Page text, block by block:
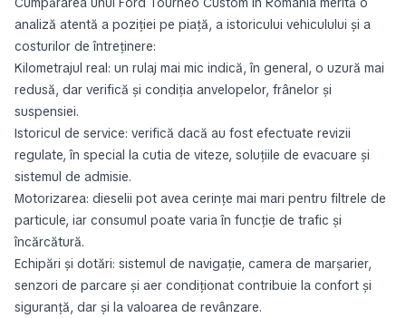
analiză atentă a poziției pe piață, a istoricului vehiculului și a
costurilor de întreținere:
Kilometrajul real: un rulaj mai mic indică, în general, o uzură mai
redusă, dar verifică și condiția anvelopelor, frânelor și
suspensiei.
Istoricul de service: verifică dacă au fost efectuate revizii
regulate, în special la cutia de viteze, soluțiile de evacuare și
sistemul de admisie.
Motorizarea: dieselii pot avea cerințe mai mari pentru filtrele de
particule, iar consumul poate varia în funcție de trafic și
încărcătură.
Echipări și dotări: sistemul de navigație, camera de marșarier,
senzori de parcare și aer condiționat contribuie la confort și
siguranță, dar și la valoarea de revânzare.